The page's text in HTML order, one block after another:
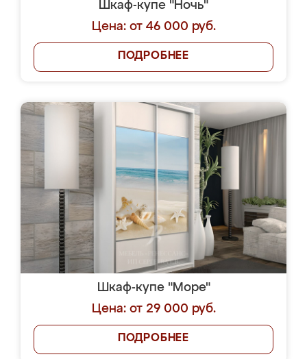
Шкаф-купе "Ночь"
Цена: от 46 000 руб.
ПОДРОБНЕЕ
Шкаф-купе "Море"
Цена: от 29 000 руб.
ПОДРОБНЕЕ